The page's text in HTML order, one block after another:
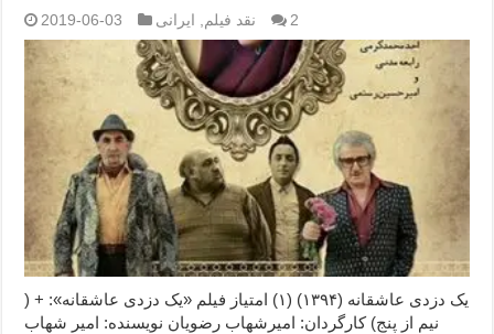
2019-06-03 نقد فیلم ایرانی 2
یک دزدی عاشقانه (۱۳۹۴) (۱) امتیاز فیلم «یک دزدی عاشقانه»: + (
نیم از پنج) کارگردان: امیرشهاب رضویان نویسنده: امیر شهاب